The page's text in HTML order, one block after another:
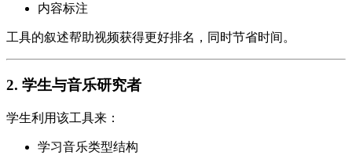
内容标注
工具的叙述帮助视频获得更好排名，同时节省时间。
2. 学生与音乐研究者
学生利用该工具来：
学习音乐类型结构